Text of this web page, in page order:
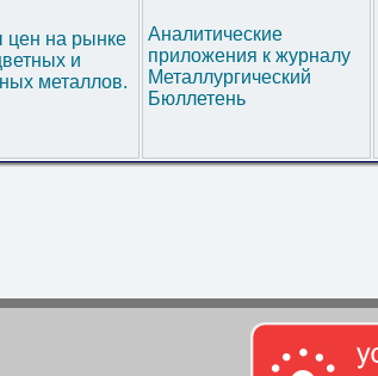
цен на рынке
и
металлов.
Аналитические
приложения к журналу
Металлургический
Бюллетень